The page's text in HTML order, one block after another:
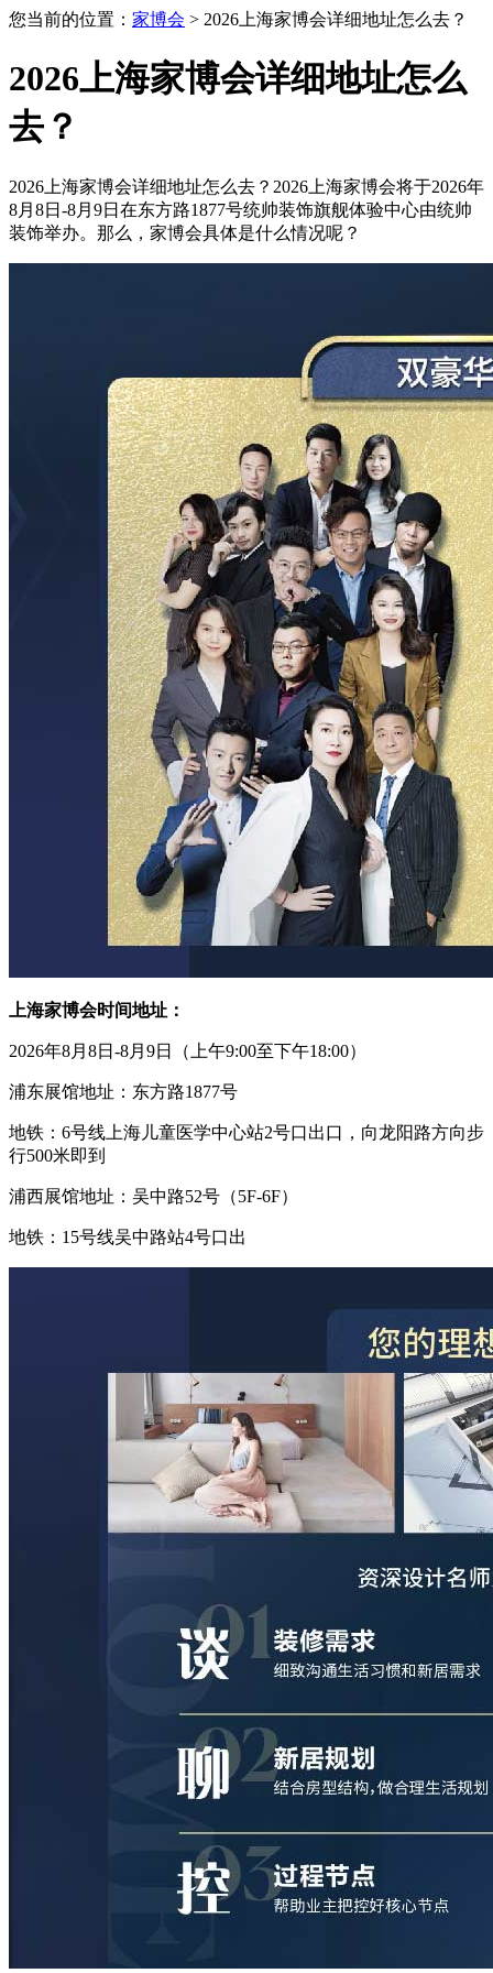
您当前的位置： 家博会 > 2026上海家博会详细地址怎么去？
2026上海家博会详细地址怎么
去？
2026上海家博会详细地址怎么去？2026上海家博会将于2026年
8月8日-8月9日在东方路1877号统帅装饰旗舰体验中心由统帅
装饰举办。那么，家博会具体是什么情况呢？
上海家博会时间地址：
2026年8月8日-8月9日（上午9:00至下午18:00）
浦东展馆地址：东方路1877号
地铁： 6号线上海儿童医学中心站2号口出口，向龙阳路方向步
行500米即到
浦西展馆地址：吴中路52号（5F-6F）
地铁： 15号线吴中路站4号口出